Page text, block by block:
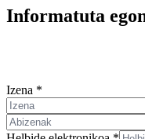
Informatuta
Izena *